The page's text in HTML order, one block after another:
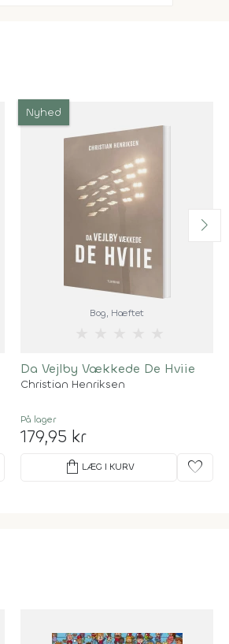
Nyhed
Bog, Hæftet
Da Vejlby Vækkede De Hviie
Christian Henriksen
På lager
179,95 kr
shopping_bag LÆG I KURV favorite